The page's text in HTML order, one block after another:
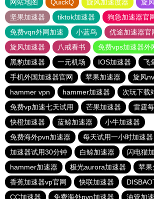
网站地图 QuickQ 旋风加速度器 旋
坚果加速器
tiktok加速器
狗急加速器官
免费vqn外网加速
小蓝鸟 优途加速器官
旋风加速器
八戒看书
免费vps加速器外
黑豹加速器
一元机场 IOS加速器
飞
手机外国加速器官网
苹果加速器
旋风
hammer vpn
hammer加速器
次玩下载
免费vp加速七天试用
芒果加速器
雷霆
快橙加速器
蓝鲸加速器
小牛加速器
免费海外pvn加速器
每天试用一小时加速器
加速器试用30分钟
白鲸加速器
闪电猫
hammer加速器
极光aurora加速器
苹果
香蕉加速器vp官网
快联加速器
CC加速器
免费海外pvn加速器 油管加